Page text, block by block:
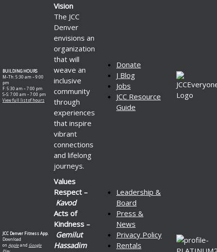
BUILDING HOURS
M–Th: 5:30 am – 9:00
pm
F: 5:30 am – 7:00 pm
S–S: 7:00 am – 7:00 pm
View full list of hours
Vision
The JCC
Denver
envisions an
organization
that will
weave an
inclusive
community
through
experiences
that inspire
vibrant
connections
and lifelong
journeys.
Donate
J Blog
Jobs
JCC Resource
Guide
JCC Denver Fitness App.
Download
on Appleand Google
Play.
Values
Respect –
Kavod
Acts of
Kindness –
Gemilut
Hassadim
Leadership &
Board
Press &
News
Privacy Policy
Rentals